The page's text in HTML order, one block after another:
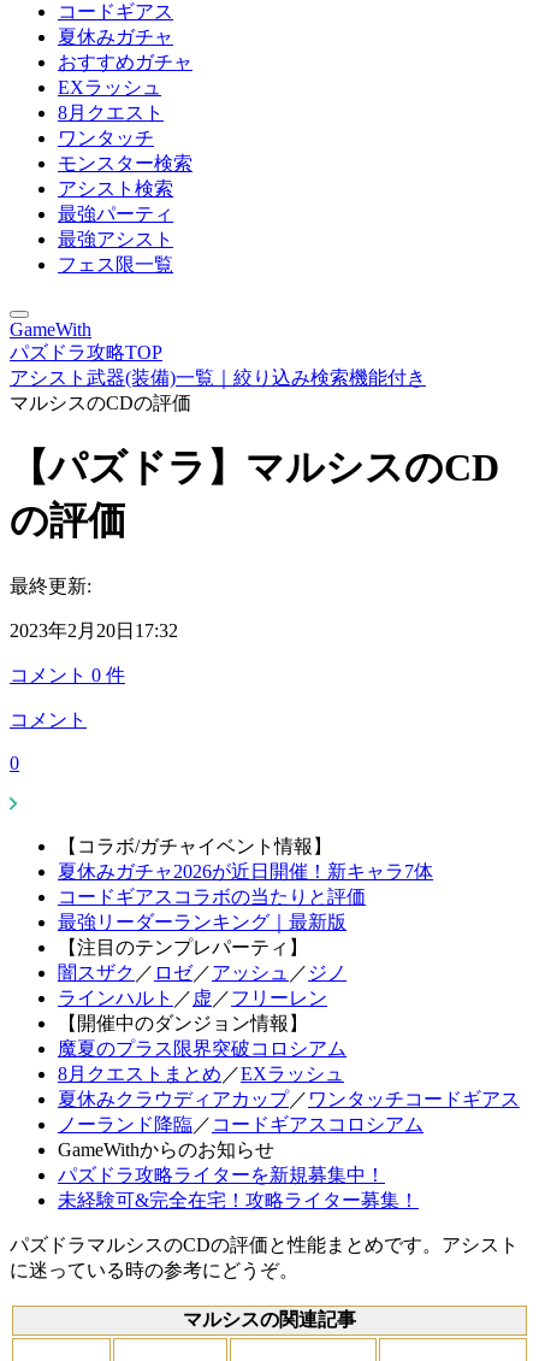
コードギアス
夏休みガチャ
おすすめガチャ
EXラッシュ
8月クエスト
ワンタッチ
モンスター検索
アシスト検索
最強パーティ
最強アシスト
フェス限一覧
GameWith
パズドラ攻略TOP
アシスト武器(装備)一覧｜絞り込み検索機能付き
マルシスのCDの評価
【パズドラ】マルシスのCD
の評価
最終更新:
2023年2月20日17:32
コメント 0 件
コメント
0
【コラボ/ガチャイベント情報】
夏休みガチャ2026が近日開催！新キャラ7体
コードギアスコラボの当たりと評価
最強リーダーランキング｜最新版
【注目のテンプレパーティ】
闇スザク ／ ロゼ／アッシュ ／ ジノ
ラインハルト ／ 虚 ／フリーレン
【開催中のダンジョン情報】
魔夏のプラス限界突破コロシアム
8月クエストまとめ ／EXラッシュ
夏休みクラウディアカップ／ ワンタッチコードギアス
ノーランド降臨／ コードギアスコロシアム
GameWithからのお知らせ
パズドラ攻略ライターを新規募集中！
未経験可&完全在宅！攻略ライター募集！
パズドラマルシスのCDの評価と性能まとめです。アシスト
に迷っている時の参考にどうぞ。
マルシスの関連記事